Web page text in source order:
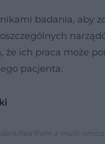
badania, aby
ich praca może
pacjenta.
from a multi-omics